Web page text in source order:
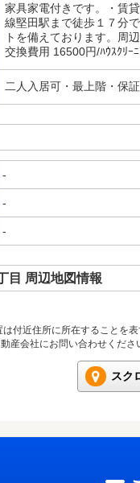
家具家電付きです。・賃
線堅田駅まで徒歩１７分
トを備えております。周
交換費用 16500円/ﾊｳｽｸﾘｰ
二人入居可・最上階・保
-
-
-
目 周辺地図情報
付近住所に所在することを
産会社にお問い合わせくださ
スク